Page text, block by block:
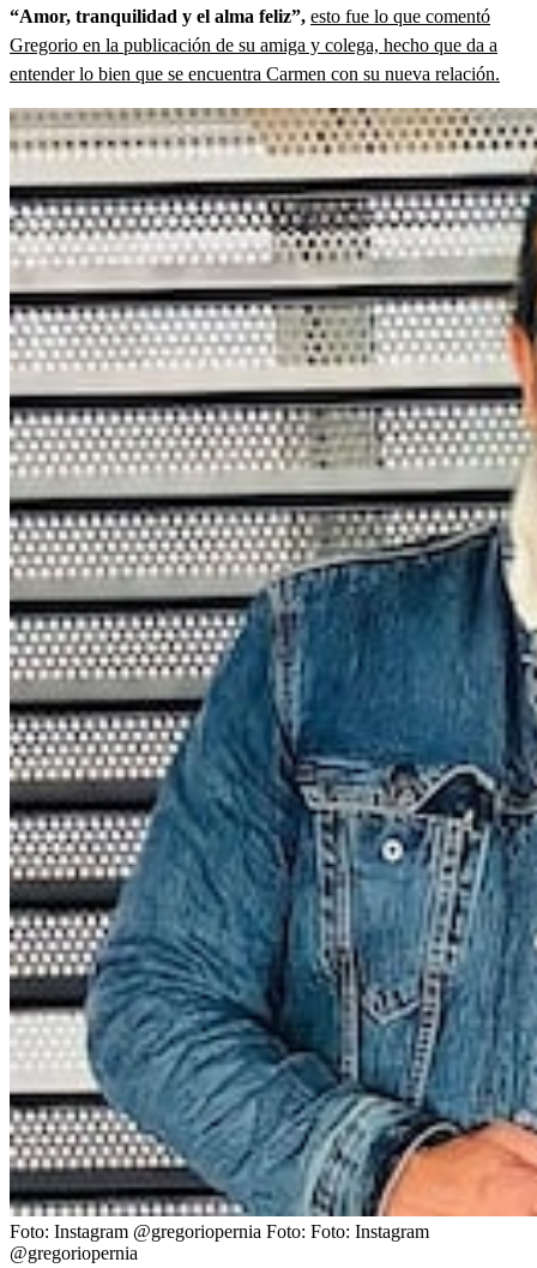
“Amor, tranquilidad y el alma feliz”, esto fue lo que comentó
Gregorio en la publicación de su amiga y colega, hecho que da a
entender lo bien que se encuentra Carmen con su nueva relación.
Foto: Instagram @gregoriopernia Foto: Foto: Instagram
@gregoriopernia